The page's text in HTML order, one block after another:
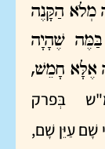
מְלֹא הַקָּנֶה
שֶׁהָיָה
אֶלָּא חָמֵשׁ,
בְּפרק
עַיֵּן שָׁם,